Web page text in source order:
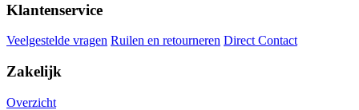
Klantenservice
Veelgestelde vragen Ruilen en retourneren Direct Contact
Zakelijk
Overzicht